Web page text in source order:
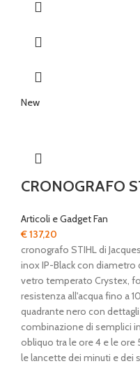
New
CRONOGRAFO
Articoli e Gadget Fan
€137,20
cronografo STIHL di
inox IP-Black con
vetro temperato Crystex,
resistenza all'acqua fino a
quadrante nero con
combinazione di semplici
obliquo tra le ore 4 e le ore
le lancette dei minuti e dei